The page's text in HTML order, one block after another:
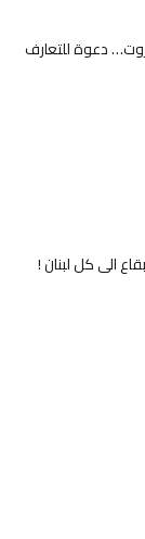
دعوة للتعارف
الى كل لبنان !